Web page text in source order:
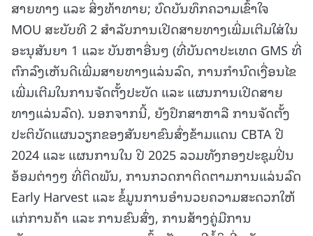
ສາຍທາງ ແລະ ສິ່ງທ້າທາຍ; ບົດບັນທຶກຄວາມເຂົ້າໃຈ
MOU ສະບັບທີ 2 ສໍາລັບການເປີດສາຍທາງເພີ່ມເຕີມໃສ່ໃນ
ອະນຸສັນຍາ 1 ແລະ ບັນຫາອື່ນໆ (ທີ່ບັນດາປະເທດ GMS ທີ່
ຕົກລົງເຫັນດີເພີ່ມສາຍທາງແລ່ນລົດ, ການກໍານົດເງື່ອນໄຂ
ເພີ່ມເຕີມໃນການຈັດຕັ້ງປະບັດ ແລະ ແຜນການເປີດສາຍ
ທາງແລ່ນລົດ). ນອກຈາກນີ້, ຍັງປຶກສາຫາລື ການຈັດຕັ້ງ
ປະຕິບັດແຜນວຽກຂອງສັນຍາຂົນສົ່ງຂ້າມແດນ CBTA ປີ
2024 ແລະ ແຜນການໃນ ປີ 2025 ລວມທັງກອງປະຊຸມປີ່ນ
ອ້ອມຕ່າງໆ ທີ່ຕິດພັນ, ການກວດກາຕິດຕາມການແລ່ນລົດ
Early Harvest ແລະ ຂໍ້ມູນການອຳນວຍຄວາມສະດວກໃຫ້
ແກ່ການຄ້າ ແລະ ການຂົນສົ່ງ, ການສ້າງຄູ່ມືການ